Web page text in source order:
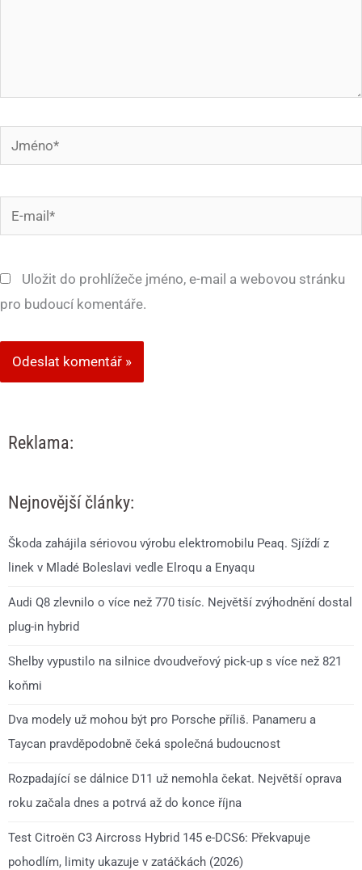
Jméno*
mail*
Uložit do prohlížeče jméno, e-mail a webovou stránku
pro budoucí komentáře.
Reklama:
Nejnovější články:
Škoda zahájila sériovou výrobu elektromobilu Peaq. Sjíždí z
linek v Mladé Boleslavi vedle Elroqu a Enyaqu
Audi Q8 zlevnilo o více než 770 tisíc. Největší zvýhodnění dostal
plug-in hybrid
Shelby vypustilo na silnice dvoudveřový pick-up s více než 821
koňmi
Dva modely už mohou být pro Porsche příliš. Panameru a
Taycan pravděpodobně čeká společná budoucnost
Rozpadající se dálnice D11 už nemohla čekat. Největší oprava
roku začala dnes a potrvá až do konce října
Test Citroën C3 Aircross Hybrid 145 e-DCS6: Překvapuje
pohodlím, limity ukazuje v zatáčkách (2026)